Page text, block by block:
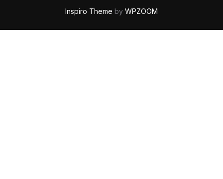
Inspiro Theme by WPZOOM